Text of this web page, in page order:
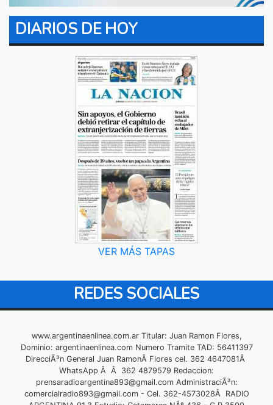
DIARIOS DE HOY
VER MÁS TAPAS
REDES SOCIALES
www.argentinaenlinea.com.ar Titular: Juan Ramon Flores,
Dominio: argentinaenlinea.com Numero Tramite TAD: 56411397
DirecciÃ³n General Juan RamonÂ Flores cel. 362 4647081Â
WhatsApp Â Â 362 4879579 Redaccion:
prensaradioargentina893@gmail.comAdministraciÃ³n:
comercialradio893@gmail.com- Cel. 362-4573028Â RADIO